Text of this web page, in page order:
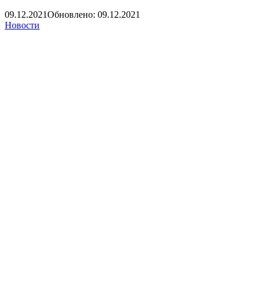
09.12.2021Обновлено: 09.12.2021
Новости